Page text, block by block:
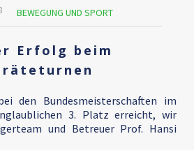
BEWEGUNG UND SPORT
Erfolg beim
den Bundesmeisterschaften im
3. Platz erreicht, wir
und Betreuer Prof. Hansi